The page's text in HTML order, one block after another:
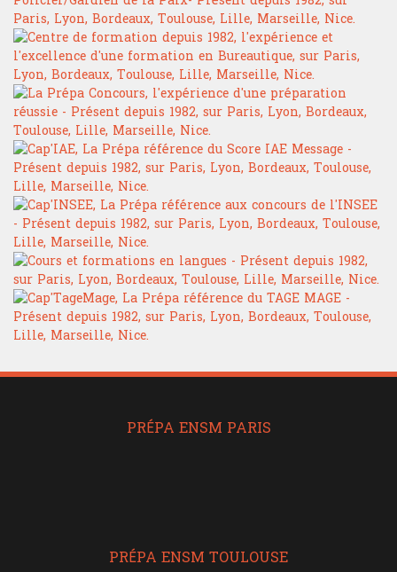
PRÉPA ENSM PARIS
PRÉPA ENSM TOULOUSE